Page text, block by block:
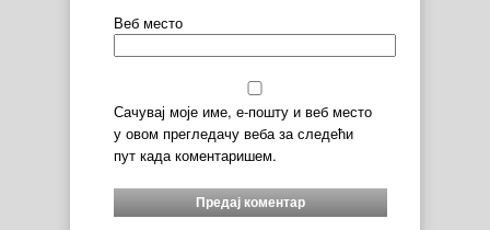
Веб место
Сачувај моје име, е-пошту и веб место
у овом прегледачу веба за следећи
пут када коментаришем.